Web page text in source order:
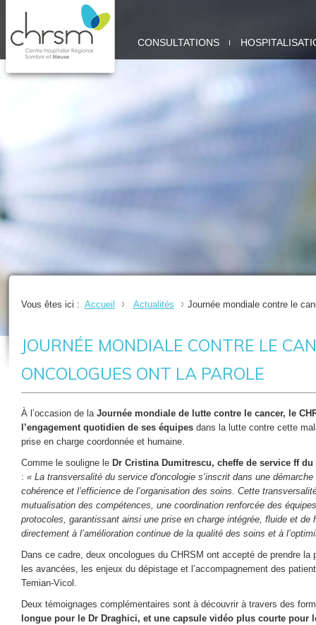
SITE
CONSULTATIONS
Vous êtes ici : Accueil Actualités Journée mondiale contre le
JOURNÉE MONDIALE CONTRE LE
ONCOLOGUES ONT LA PAROLE
À l’occasion de la Journée mondiale de lutte contre le cancer, le
l’engagement quotidien de ses équipes dans la lutte contre cette
prise en charge coordonnée et humaine.
Comme le souligne le Dr Cristina Dumitrescu, cheffe de service ff
: « La transversalité du service d'oncologie s’inscrit dans une
cohérence et l’efficience de l’organisation des soins. Cette
mutualisation des compétences, une coordination renforcée des
protocoles, garantissant ainsi une prise en charge intégrée, fluide et de
directement à l’amélioration continue de la qualité des soins et à
Dans ce cadre, deux oncologues du CHRSM ont accepté de prendre la
les avancées, les enjeux du dépistage et l’accompagnement des
Temian-Vicol.
Deux témoignages complémentaires sont à découvrir à travers des
longue pour le Dr Draghici, et une capsule vidéo plus courte pour